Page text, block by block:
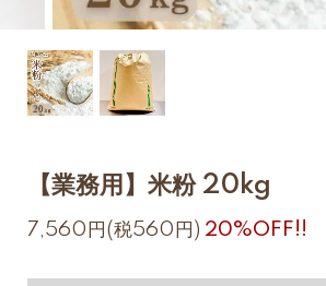
【業務用】米粉 20kg
7,560円(税560円) 20%OFF!!